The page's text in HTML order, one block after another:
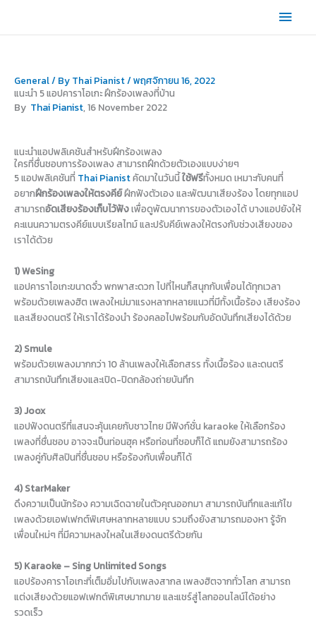
content
Main
General/ By Thai Pianist/พฤศจิกายน 16, 2022
แนะนำ 5 แอปคาราโอเกะ ฝึกร้องเพลงที่บ้าน
By Thai Pianist, 16 November 2022
แนะนำแอปพลิเคชันสำหรับฝึกร้องเพลง
ใครที่ชื่นชอบการร้องเพลง สามารถฝึกด้วยตัวเองแบบง่ายๆ
5 แอปพลิเคชันที่ Thai Pianistคัดมาในวันนี้ใช้ฟรีทั้งหมด เหมาะกับคนที่
อยากฝึกร้องเพลงให้ตรงคีย์ฝึกฟังตัวเอง และพัฒนาเสียงร้อง โดยทุกแอป
สามารถอัดเสียงร้องเก็บไว้ฟังเพื่อดูพัฒนาการของตัวเองได้ บางแอปยังให้
คะแนนความตรงคีย์แบบเรียลไทม์ และปรับคีย์เพลงให้ตรงกับช่วงเสียงของ
เราได้ด้วย
1) WeSing
แอปคาราโอเกะขนาดจิ๋ว พกพาสะดวก ไปที่ไหนก็สนุกกับเพื่อนได้ทุกเวลา
พร้อมด้วยเพลงฮิต เพลงใหม่มาแรงหลากหลายแนวที่มีทั้งเนื้อร้อง เสียงร้อง
และเสียงดนตรี ให้เราได้ร้องนำ ร้องคลอไปพร้อมกับอัดบันทึกเสียงได้ด้วย
2) Smule
พร้อมด้วยเพลงมากกว่า 10 ล้านเพลงให้เลือกสรร ทั้งเนื้อร้อง และดนตรี
สามารถบันทึกเสียงและเปิด-ปิดกล้องถ่ายบันทึก
3) Joox
แอปฟังดนตรีที่แสนจะคุ้นเคยกับชาวไทย มีฟังก์ชั่น karaoke ให้เลือกร้อง
เพลงที่ชื่นชอบ อาจจะเป็นท่อนฮุค หรือท่อนที่ชอบก็ได้ แถมยังสามารถร้อง
เพลงคู่กับศิลปินที่ชื่นชอบ หรือร้องกับเพื่อนก็ได้
4) StarMaker
ดึงความเป็นนักร้อง ความเฉิดฉายในตัวคุณออกมา สามารถบันทึกและแก้ไข
เพลงด้วยเอฟเฟกต์พิเศษหลากหลายแบบ รวมถึงยังสามารถมองหา รู้จัก
เพื่อนใหม่ๆ ที่มีความหลงใหลในเสียงดนตรีด้วยกัน
5) Karaoke – Sing Unlimited Songs
แอปร้องคาราโอเกะที่เต็มอิ่มไปกับเพลงสากล เพลงฮิตจากทั่วโลก สามารถ
แต่งเสียงด้วยแอฟเฟกต์พิเศษมากมาย และแชร์สู่โลกออนไลน์ได้อย่าง
รวดเร็ว